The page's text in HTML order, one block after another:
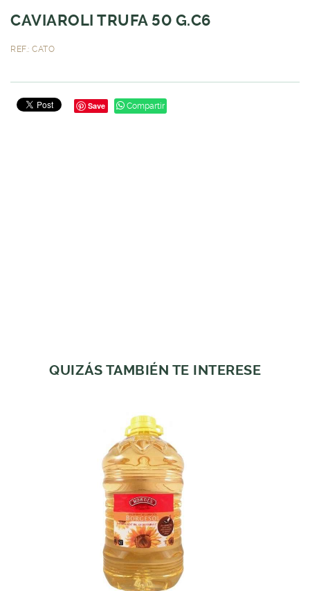
CAVIAROLI TRUFA 50 G.C6
REF.: CATO
Save Compartir
QUIZÁS TAMBIÉN TE INTERESE